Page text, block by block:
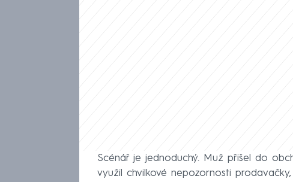
Scénář je jednoduchý. Muž přišel do
využil chvilkové nepozornosti